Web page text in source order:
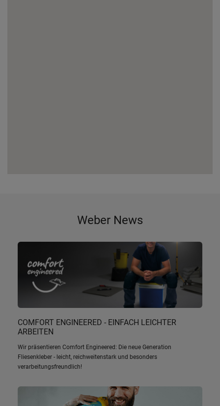
Weber News
COMFORT ENGINEERED - EINFACH LEICHTER
ARBEITEN
Wir präsentieren Comfort Engineered: Die neue Generation
Fliesenkleber - leicht, reichweitenstark und besonders
verarbeitungsfreundlich!